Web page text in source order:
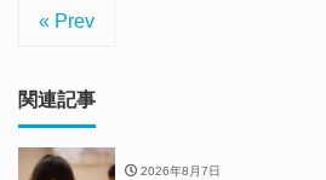
« Prev
関連記事
2026年8月7日